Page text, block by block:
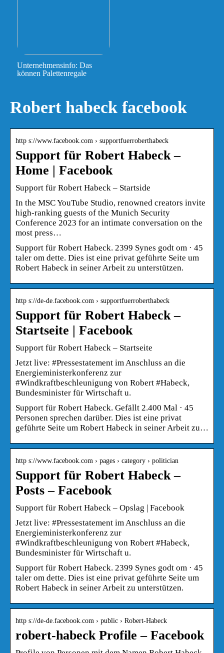
Unternehmensinfo: Das
können Palettenregale
Robert habeck facebook
http s://www.facebook.com › supportfuerroberthabeck
Support für Robert Habeck –
Home | Facebook
Support für Robert Habeck – Startside
In the MSC YouTube Studio, renowned creators invite
high-ranking guests of the Munich Security
Conference 2023 for an intimate conversation on the
most press…
Support für Robert Habeck. 2399 Synes godt om · 45
taler om dette. Dies ist eine privat geführte Seite um
Robert Habeck in seiner Arbeit zu unterstützen.
http s://de-de.facebook.com › supportfuerroberthabeck
Support für Robert Habeck –
Startseite | Facebook
Support für Robert Habeck – Startseite
Jetzt live: #Pressestatement im Anschluss an die
Energieministerkonferenz zur
#Windkraftbeschleunigung von Robert #Habeck,
Bundesminister für Wirtschaft u.
Support für Robert Habeck. Gefällt 2.400 Mal · 45
Personen sprechen darüber. Dies ist eine privat
geführte Seite um Robert Habeck in seiner Arbeit zu…
http s://www.facebook.com › pages › category › politician
Support für Robert Habeck –
Posts – Facebook
Support für Robert Habeck – Opslag | Facebook
Jetzt live: #Pressestatement im Anschluss an die
Energieministerkonferenz zur
#Windkraftbeschleunigung von Robert #Habeck,
Bundesminister für Wirtschaft u.
Support für Robert Habeck. 2399 Synes godt om · 45
taler om dette. Dies ist eine privat geführte Seite um
Robert Habeck in seiner Arbeit zu unterstützen.
http s://de-de.facebook.com › public › Robert-Habeck
robert-habeck Profile – Facebook